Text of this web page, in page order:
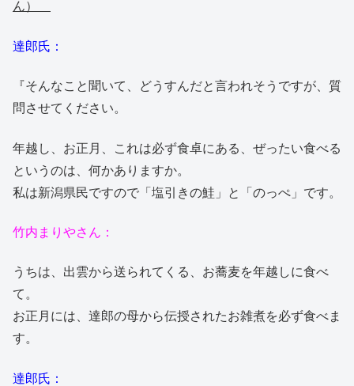
ん）
達郎氏：
『そんなこと聞いて、どうすんだと言われそうですが、質
問させてください。
年越し、お正月、これは必ず食卓にある、ぜったい食べる
というのは、何かありますか。
私は新潟県民ですので「塩引きの鮭」と「のっぺ」です。
竹内まりやさん：
うちは、出雲から送られてくる、お蕎麦を年越しに食べ
て。
お正月には、達郎の母から伝授されたお雑煮を必ず食べま
す。
達郎氏：